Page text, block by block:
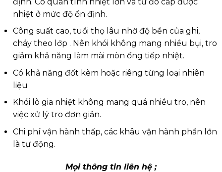
nhiệt ở mức độ ổn định.
Công suất cao, tuổi thọ lâu nhờ độ bền của ghi,
cháy theo lớp . Nên khói không mang nhiều bụi, tro
giảm khả năng làm mài mòn ống tiếp nhiệt.
Có khả năng đốt kèm hoặc riêng từng loại nhiên
liệu
Khói lò gia nhiệt không mang quá nhiều tro, nên
việc xử lý tro đơn giản.
Chi phí vận hành thấp, các khâu vận hành phần lớn
là tự động.
Mọi thông tin liên hệ ;